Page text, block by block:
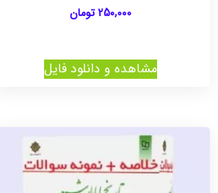
250,000تومان
مشاهده و دانلود فایل